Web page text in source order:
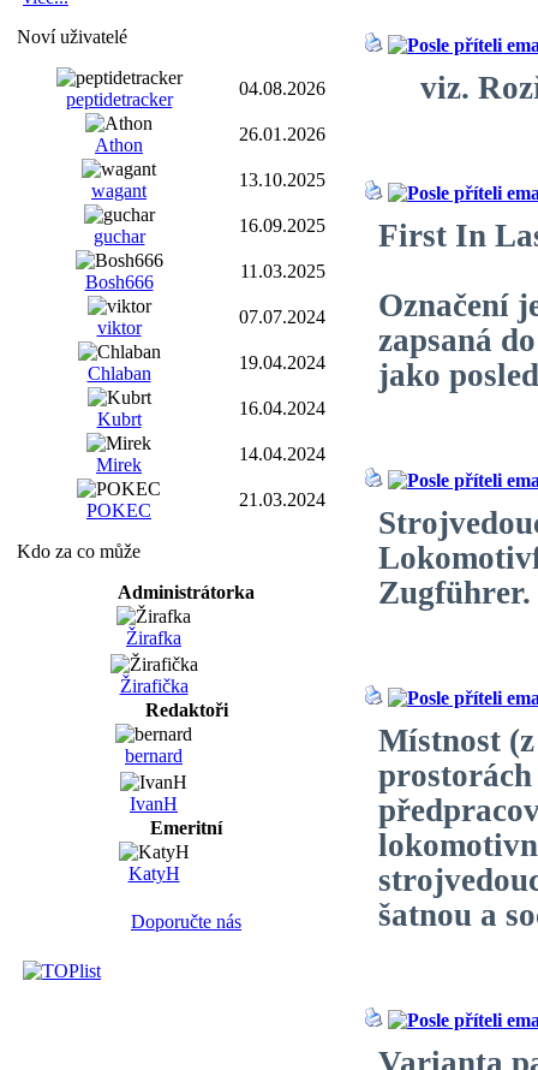
Noví uživatelé
peptidetracker
04.08.2026
Athon
26.01.2026
wagant
13.10.2025
guchar
16.09.2025
Bosh666
11.03.2025
viktor
07.07.2024
Chlaban
19.04.2024
Kubrt
16.04.2024
Mirek
14.04.2024
POKEC
21.03.2024
Kdo za co může
Administrátorka
Žirafka
Žirafička
Redaktoři
bernard
IvanH
Emeritní
KatyH
Doporučte nás
viz.
First In
Označení
zapsaná
jako
Místnost
šatnou a